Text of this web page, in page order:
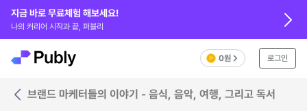
지금 바로 무료체험 해보세요!
나의 커리어 시작과 끝, 퍼블리
0원 로그인
브랜드 마케터들의 이야기 - 음식, 음악, 여행, 그리고 독서